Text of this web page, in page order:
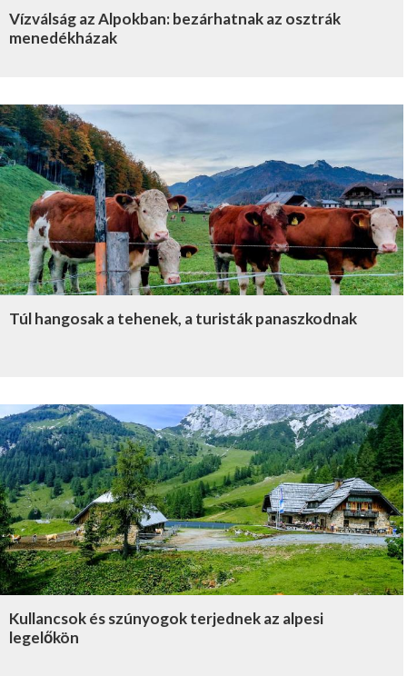
Vízválság az Alpokban: bezárhatnak az osztrák
menedékházak
Túl hangosak a tehenek, a turisták panaszkodnak
Kullancsok és szúnyogok terjednek az alpesi
legelőkön